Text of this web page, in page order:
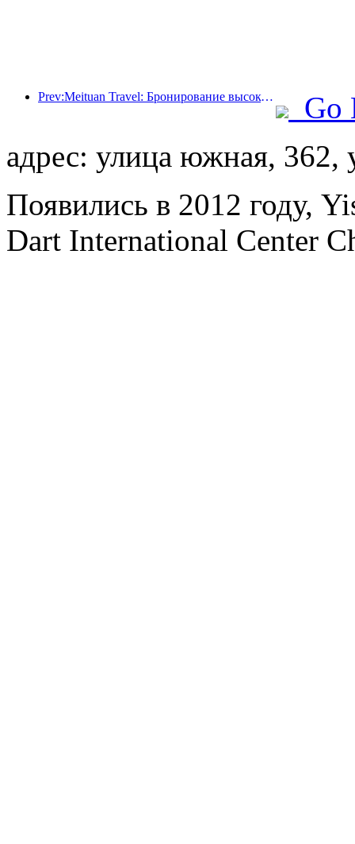
Prev:Meituan Travel: Бронирование высокозвездочных отелей в уездах во время Праздника драконьих лодок очень популярно, причем основными клиентами становятся семьи с детьми
Go
адрес: улица южная, 362,
Появились в 2012 году,
Dart International Center